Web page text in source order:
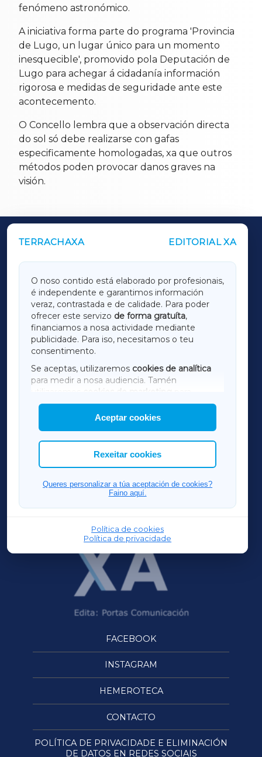
fenómeno astronómico.
A iniciativa forma parte do programa 'Provincia
de Lugo, un lugar único para un momento
inesquecible', promovido pola Deputación de
Lugo para achegar á cidadanía información
rigorosa e medidas de seguridade ante este
acontecemento.
O Concello lembra que a observación directa
do sol só debe realizarse con gafas
especificamente homologadas, xa que outros
métodos poden provocar danos graves na
visión.
TERRACHAXA EDITORIAL XA
O noso contido está elaborado por profesionais,
é independente e garantimos información
veraz, contrastada e de calidade. Para poder
ofrecer este servizo de forma gratuíta,
financiamos a nosa actividade mediante
publicidade. Para iso, necesitamos o teu
consentimento.
Se aceptas, utilizaremos cookies de analítica
para medir a nosa audiencia. Tamén
utilizaremos
cookies de marketing
mostrar publicidade de terceiros.
Así mesmo, podes personalizar a elección das
cookies que desexas permitir.
Aceptar cookies
Rexeitar cookies
Queres personalizar a túa aceptación de cookies?
Faino aquí.
Política de cookies
Política de privacidade
OUTROS PERIÓDICOS
LUGOXA
TERRACHAXA
AMARIÑAXA
RIBEIRASACRAXA
ACORUÑAXA
FERROLXA
OURENSEXA
FACEBOOK
INSTAGRAM
HEMEROTECA
CONTACTO
POLÍTICA DE PRIVACIDADE E ELIMINACIÓN
DE DATOS EN REDES SOCIAIS